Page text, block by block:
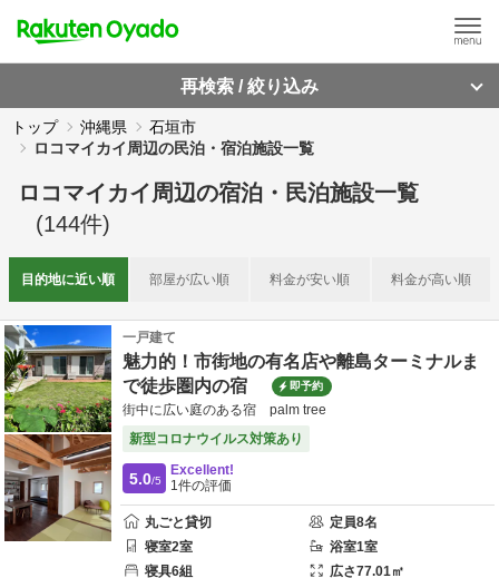
再検索 / 絞り込み
トップ 沖縄県
石垣市
ロコマイカイ周辺の民泊・宿泊施設一覧
ロコマイカイ周辺の宿泊・民泊施設一覧
(144件)
目的地に近い順 部屋が広い順 料金が安い順 料金が高い順
一戸建て
魅力的！市街地の有名店や離島ターミナルま
で徒歩圏内の宿
即予約
街中に広い庭のある宿 palm tree
新型コロナウイルス対策あり
5.0/5
Excellent!
1件の評価
丸ごと貸切 定員8名
寝室2室 浴室1室
寝具6組 広さ77.01㎡